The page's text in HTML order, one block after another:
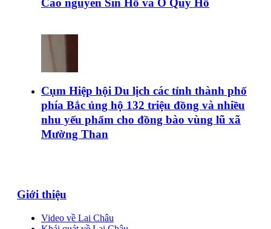
Cao nguyên Sìn Hồ và Ô Quy Hồ
Cụm Hiệp hội Du lịch các tỉnh thành phố
phía Bắc ủng hộ 132 triệu đồng và nhiều
nhu yếu phẩm cho đồng bào vùng lũ xã
Mường Than
Giới thiệu
Video về Lai Châu